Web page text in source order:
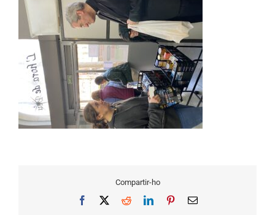
Compartir-ho
Facebook RedditLinkedInPinterestEmail